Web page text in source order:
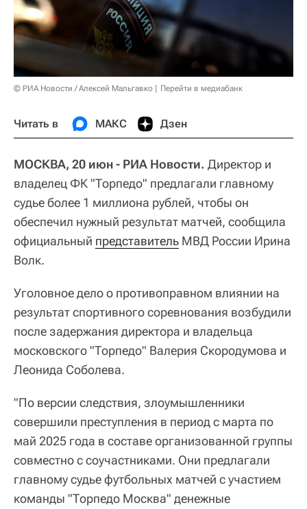
© РИА Новости / Алексей Мальгавко Перейти в медиабанк
Читать в МАКС Дзен
МОСКВА, 20 июн - РИА Новости. Директор и
владелец ФК "Торпедо" предлагали главному
судье более 1 миллиона рублей, чтобы он
обеспечил нужный результат матчей, сообщила
официальный представитель МВД России Ирина
Волк.
Уголовное дело о противоправном влиянии на
результат спортивного соревнования возбудили
после задержания директора и владельца
московского "Торпедо" Валерия Скородумова и
Леонида Соболева.
"По версии следствия, злоумышленники
совершили преступления в период с марта по
май 2025 года в составе организованной группы
совместно с соучастниками. Они предлагали
главному судье футбольных матчей с участием
команды "Торпедо Москва" денежные